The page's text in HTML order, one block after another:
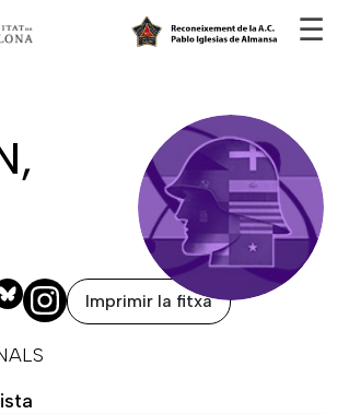
☰
Bluesky Imprimir la fitxa